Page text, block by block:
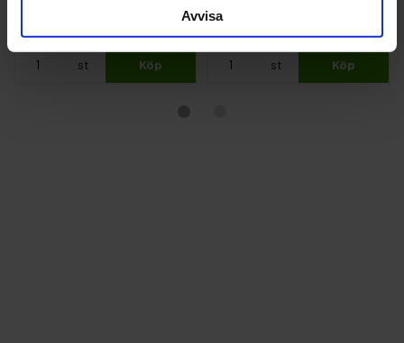
Avvisa
st Köp st Köp